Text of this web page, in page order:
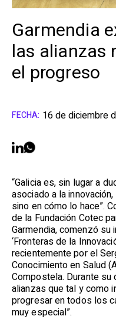
Garmendia
las alianzas
el progreso
FECHA: 16 de diciembre
“Galicia es, sin lugar a
asociado a la
sino en cómo lo hace”.
de la Fundación Cotec
Garmendia, comenzó
‘Fronteras de la
recientemente por el
Conocimiento en Salud
Compostela. Durante
alianzas que tal y como
progresar en todos los
muy especial”.